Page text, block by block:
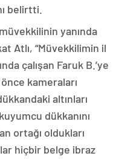
belirtti.
yanında
Atlı, “Müvekkilimin il
çalışan Faruk B.’ye
kameraları
altınları
dükkanını
ortağı oldukları
hiçbir belge ibraz